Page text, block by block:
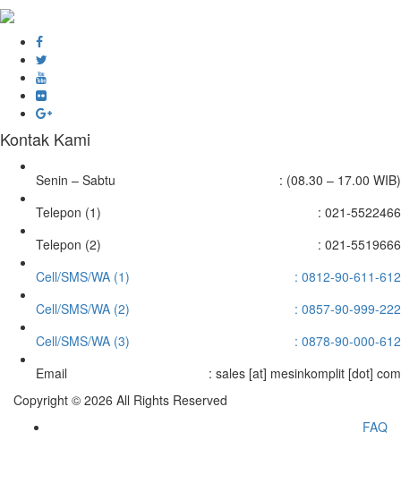
Kontak Kami
Senin – Sabtu
: (08.30 – 17.00 WIB)
Telepon (1)
: 021-5522466
Telepon (2)
: 021-5519666
Cell/SMS/WA (1)
: 0812-90-611-612
Cell/SMS/WA (2)
: 0857-90-999-222
Cell/SMS/WA (3)
: 0878-90-000-612
Email
: sales [at] mesinkomplit [dot] com
Copyright © 2026 All Rights Reserved
FAQ